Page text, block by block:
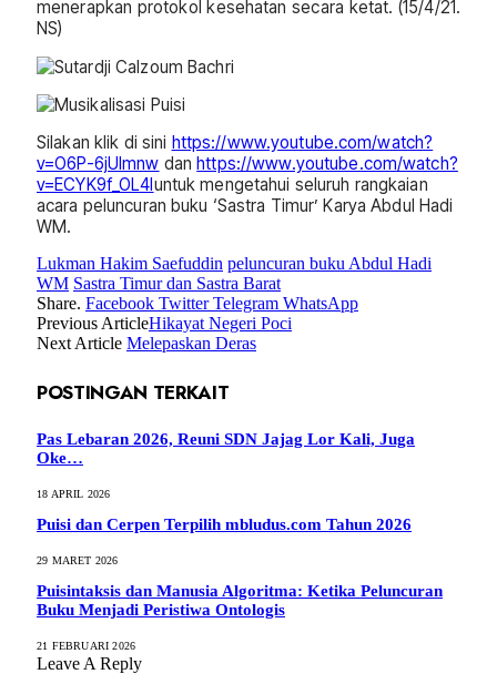
menerapkan protokol kesehatan secara ketat. (15/4/21.
NS)
Silakan klik di sini https://www.youtube.com/watch?
v=O6P-6jUlmnw danhttps://www.youtube.com/watch?
v=ECYK9f_OL4Iuntuk mengetahui seluruh rangkaian
acara peluncuran buku ‘Sastra Timur’ Karya Abdul Hadi
WM.
Lukman Hakim Saefuddin peluncuran buku Abdul Hadi
WM Sastra Timur dan Sastra Barat
Share. Facebook Twitter Telegram WhatsApp
Previous ArticleHikayat Negeri Poci
Next Article Melepaskan Deras
POSTINGAN TERKAIT
Pas Lebaran 2026, Reuni SDN Jajag Lor Kali, Juga
Oke…
18 APRIL 2026
Puisi dan Cerpen Terpilih mbludus.com Tahun 2026
29 MARET 2026
Puisintaksis dan Manusia Algoritma: Ketika Peluncuran
Buku Menjadi Peristiwa Ontologis
21 FEBRUARI 2026
Leave A Reply